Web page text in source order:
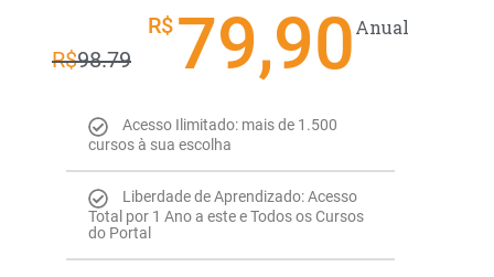
R$98.79
R$ 79,90Anual
Acesso Ilimitado: mais de 1.500
cursos à sua escolha
Liberdade de Aprendizado: Acesso
Total por 1 Ano a este e Todos os Cursos
do Portal